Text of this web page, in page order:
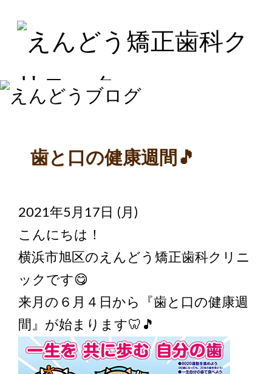
歯と口の健康週間🎵
2021年5月17日 (月)
こんにちは！
横浜市旭区のえんどう矯正歯科クリニ
ックです😋
来月の６月４日から『歯と口の健康週
間』が始まります🦷🎵